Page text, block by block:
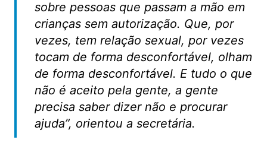
sobre pessoas que passam a mão em
crianças sem autorização. Que, por
vezes, tem relação sexual, por vezes
tocam de forma desconfortável, olham
de forma desconfortável. E tudo o que
não é aceito pela gente, a gente
precisa saber dizer não e procurar
ajuda”, orientou a secretária.